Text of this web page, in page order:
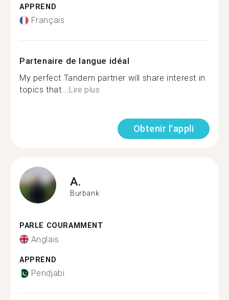
APPREND
Français
Partenaire de langue idéal
My perfect Tandem partner will share interest in
topics that...Lire plus
Obtenir l'appli
A.
Burbank
PARLE COURAMMENT
Anglais
APPREND
Pendjabi